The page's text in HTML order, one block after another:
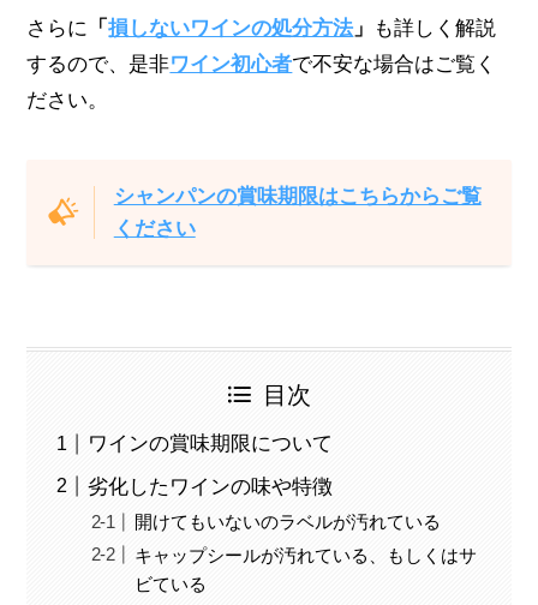
さらに 「損しないワインの処分方法 」
も詳しく解説
するので、是非ワイン初心者で不安な場合はご覧く
ださい。
シャンパンの賞味期限はこちらからご覧
ください
目次
ワインの賞味期限について
劣化したワインの味や特徴
開けてもいないのラベルが汚れている
キャップシールが汚れている、もしくはサ
ビている